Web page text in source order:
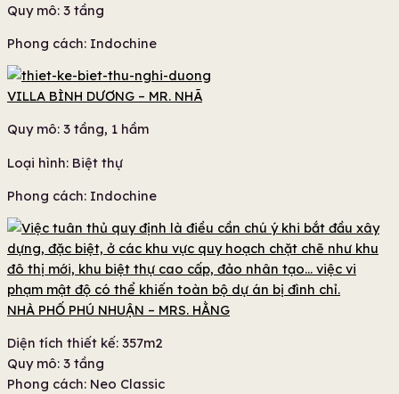
Quy mô: 3 tầng
Phong cách: Indochine
VILLA BÌNH DƯƠNG – MR. NHÃ
Quy mô: 3 tầng, 1 hầm
Loại hình: Biệt thự
Phong cách: Indochine
NHÀ PHỐ PHÚ NHUẬN – MRS. HẰNG
Diện tích thiết kế: 357m2
Quy mô: 3 tầng
Phong cách: Neo Classic